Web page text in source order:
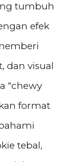
tumbuh
efek
dan visual
“chewy
format
tebal,